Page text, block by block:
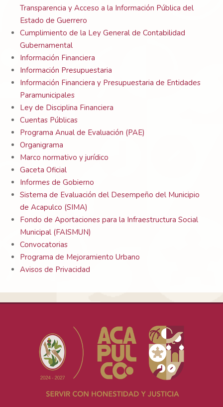
Transparencia y Acceso a la Información Pública del
Estado de Guerrero
Cumplimiento de la Ley General de Contabilidad
Gubernamental
Información Financiera
Información Presupuestaria
Información Financiera y Presupuestaria de Entidades
Paramunicipales
Ley de Disciplina Financiera
Cuentas Públicas
Programa Anual de Evaluación (PAE)
Organigrama
Marco normativo y jurídico
Gaceta Oficial
Informes de Gobierno
Sistema de Evaluación del Desempeño del Municipio
de Acapulco (SIMA)
Fondo de Aportaciones para la Infraestructura Social
Municipal (FAISMUN)
Convocatorias
Programa de Mejoramiento Urbano
Avisos de Privacidad